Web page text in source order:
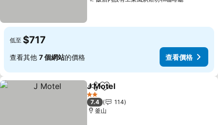
低至 $717
查看其他 7 個網站的價格 查看價格
分享 加入我的最愛
J Motel
2 星級
7.4
114
釜山